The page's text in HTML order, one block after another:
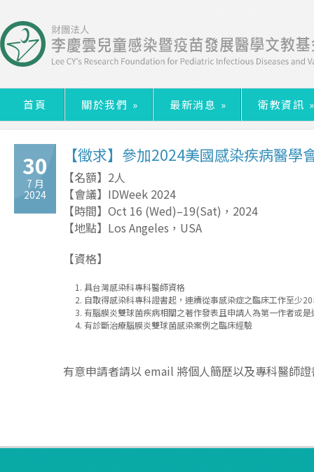
首頁 關於我們 » 最新消息 » 衛教資訊 »
30
7 月
2024
【徵求】參加2024美國感染疾病醫學
【名額】2人
【會議】IDWeek 2024
【時間】Oct 16 (Wed)–19(Sat)，2024
【地點】Los Angeles，USA
【資格】
具台灣感染科專科醫師資格
自取得感染科專科證書起，連續從事感染症之臨床工作至少
有腦膜炎雙球菌疾病相關之著作發表且申請人為第一作者或
有診斷治療腦膜炎雙球菌感染案例之臨床經驗
有意申請者請以 email 將個人簡歷以及專科醫師